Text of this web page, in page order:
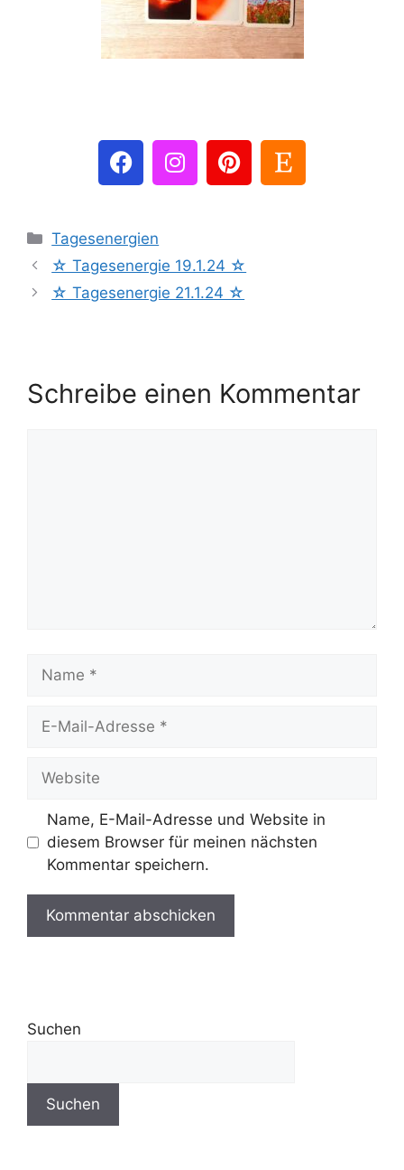
Tagesenergien
☆ Tagesenergie 19.1.24 ☆
☆ Tagesenergie 21.1.24 ☆
Schreibe einen Kommentar
Name, E-Mail-Adresse und Website in
diesem Browser für meinen nächsten
Kommentar speichern.
Suchen
Suchen